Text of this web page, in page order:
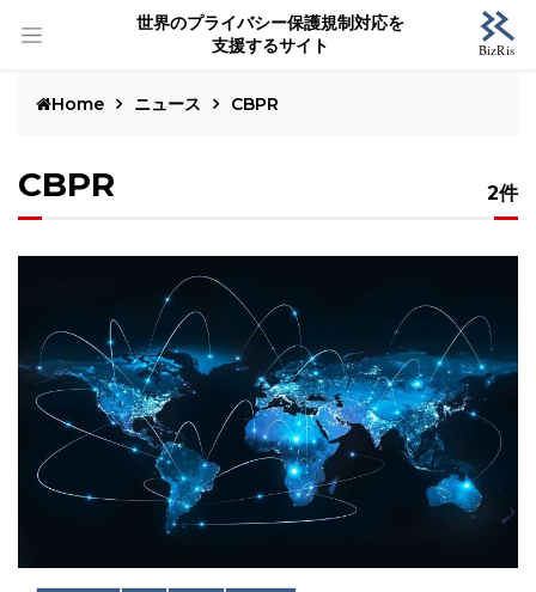
世界のプライバシー保護規制対応を
支援するサイト
Home ニュース CBPR
CBPR 2件